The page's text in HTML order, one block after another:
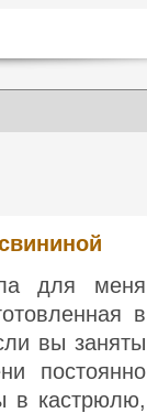
для меня
в
вы заняты
постоянно
в кастрюлю,